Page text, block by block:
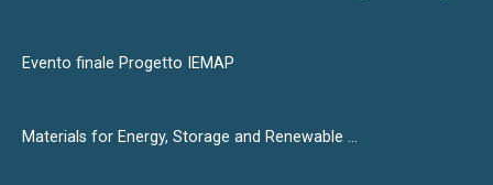
Evento finale Progetto IEMAP
Materials for Energy, Storage and Renewable …